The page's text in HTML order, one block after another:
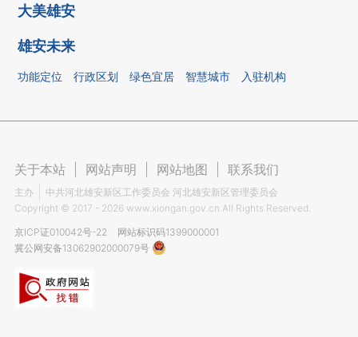
大美雄安
雄安未来
功能定位 行政区划 绿色宜居 智慧城市 入驻机构
关于本站 网站声明 网站地图 联系我们
主办
中共河北雄安新区工作委员会 河北雄安新区管理委员会
Copyright © 2017 - 2026 www.xiongan.gov.cn All Rights Reserved.
京ICP证010042号-22
网站标识码1399000001
冀公网安备13062902000079号